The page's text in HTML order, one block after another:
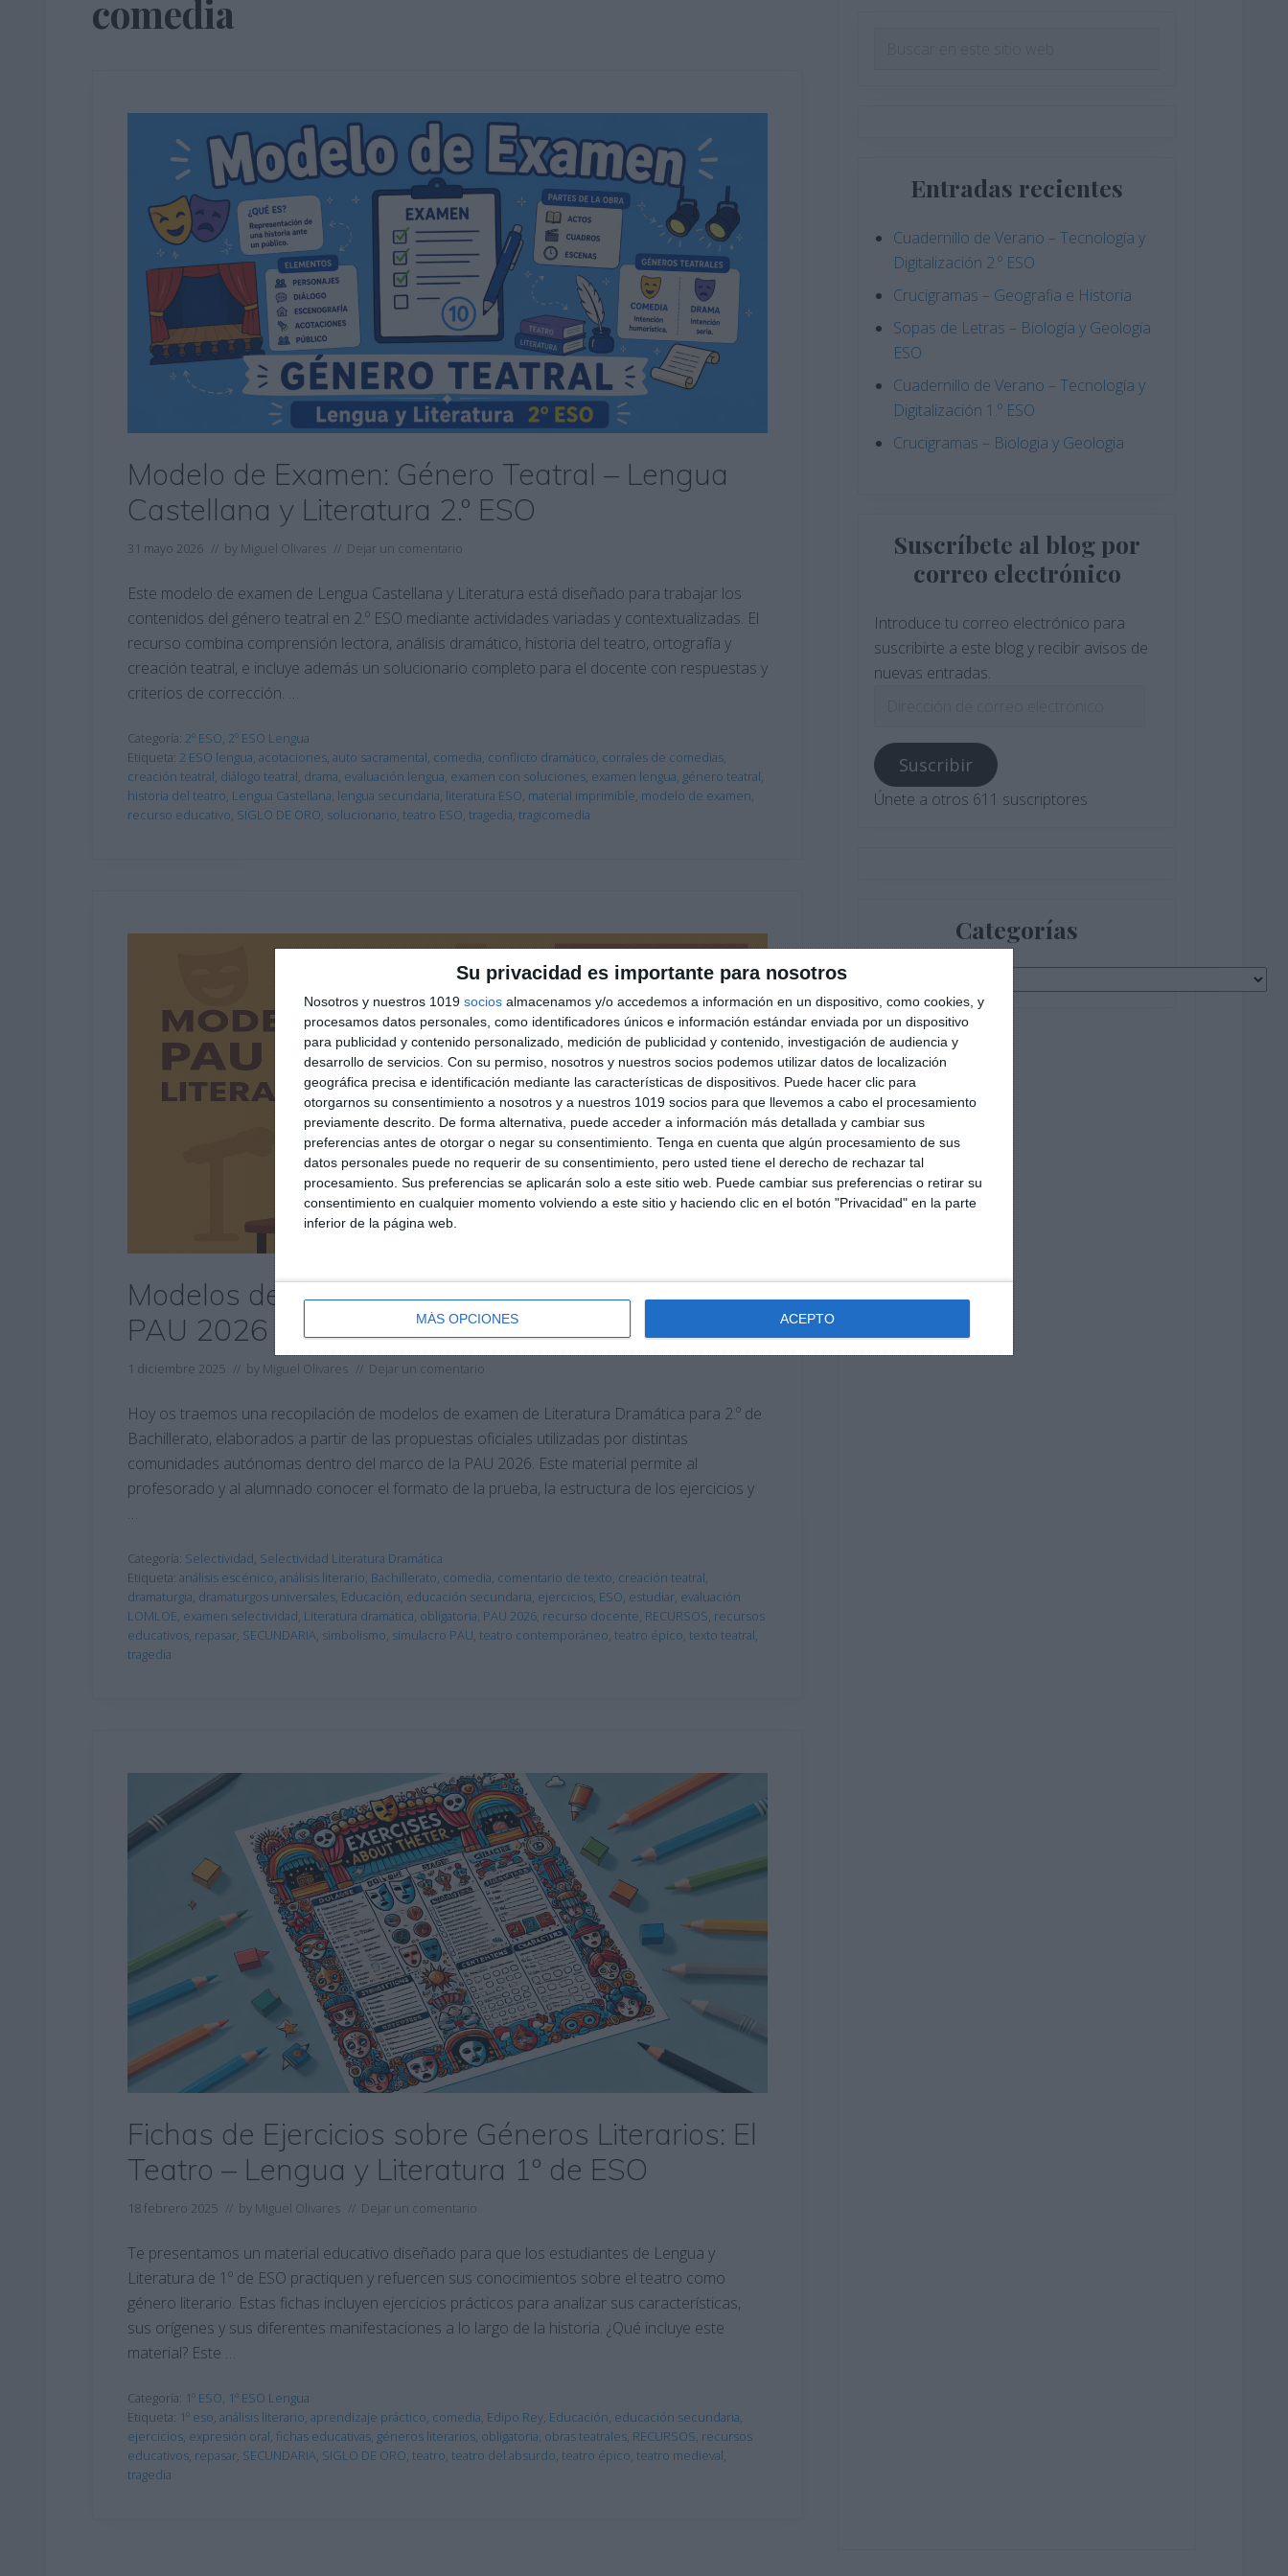
Su privacidad es importante para nosotros
Nosotros y nuestros 1019 socios almacenamos y/o accedemos a información en un dispositivo, como cookies, y
procesamos datos personales, como identificadores únicos e información estándar enviada por un dispositivo
para publicidad y contenido personalizado, medición de publicidad y contenido, investigación de audiencia y
desarrollo de servicios. Con su permiso, nosotros y nuestros socios podemos utilizar datos de localización
geográfica precisa e identificación mediante las características de dispositivos. Puede hacer clic para
otorgarnos su consentimiento a nosotros y a nuestros 1019 socios para que llevemos a cabo el procesamiento
previamente descrito. De forma alternativa, puede acceder a información más detallada y cambiar sus
preferencias antes de otorgar o negar su consentimiento. Tenga en cuenta que algún procesamiento de sus
datos personales puede no requerir de su consentimiento, pero usted tiene el derecho de rechazar tal
procesamiento. Sus preferencias se aplicarán solo a este sitio web. Puede cambiar sus preferencias o retirar su
consentimiento en cualquier momento volviendo a este sitio y haciendo clic en el botón "Privacidad" en la parte
inferior de la página web.
MÁS OPCIONES ACEPTO
comedia
Modelo de Examen: Género Teatral – Lengua
Castellana y Literatura 2.º ESO
31 mayo 2026 // by Miguel Olivares // Dejar un comentario
Este modelo de examen de Lengua Castellana y Literatura está diseñado para trabajar los
contenidos del género teatral en 2.º ESO mediante actividades variadas y contextualizadas. El
recurso combina comprensión lectora, análisis dramático, historia del teatro, ortografía y
creación teatral, e incluye además un solucionario completo para el docente con respuestas y
criterios de corrección. …
Categoría: 2º ESO, 2º ESO Lengua
Etiqueta: 2 ESO lengua, acotaciones, auto sacramental, comedia, conflicto dramático, corrales de comedias,
creación teatral, diálogo teatral, drama, evaluación lengua, examen con soluciones, examen lengua, género teatral,
historia del teatro, Lengua Castellana, lengua secundaria, literatura ESO, material imprimible, modelo de examen,
recurso educativo, SIGLO DE ORO, solucionario, teatro ESO, tragedia, tragicomedia
Modelos de Exámenes Literatura Dramática –
PAU 2026
1 diciembre 2025 // by Miguel Olivares // Dejar un comentario
Hoy os traemos una recopilación de modelos de examen de Literatura Dramática para 2.º de
Bachillerato, elaborados a partir de las propuestas oficiales utilizadas por distintas
comunidades autónomas dentro del marco de la PAU 2026. Este material permite al
profesorado y al alumnado conocer el formato de la prueba, la estructura de los ejercicios y
…
Categoría: Selectividad, Selectividad Literatura Dramática
Etiqueta: análisis escénico, análisis literario, Bachillerato, comedia, comentario de texto, creación teatral,
dramaturgia, dramaturgos universales, Educación, educación secundaria, ejercicios, ESO, estudiar, evaluación
LOMLOE, examen selectividad, Literatura dramática, obligatoria, PAU 2026, recurso docente, RECURSOS, recursos
educativos, repasar, SECUNDARIA, simbolismo, simulacro PAU, teatro contemporáneo, teatro épico, texto teatral,
tragedia
Fichas de Ejercicios sobre Géneros Literarios: El
Teatro – Lengua y Literatura 1º de ESO
18 febrero 2025 // by Miguel Olivares // Dejar un comentario
Te presentamos un material educativo diseñado para que los estudiantes de Lengua y
Literatura de 1º de ESO practiquen y refuercen sus conocimientos sobre el teatro como
género literario. Estas fichas incluyen ejercicios prácticos para analizar sus características,
sus orígenes y sus diferentes manifestaciones a lo largo de la historia. ¿Qué incluye este
material? Este …
Categoría: 1º ESO, 1º ESO Lengua
Etiqueta: 1º eso, análisis literario, aprendizaje práctico, comedia, Edipo Rey, Educación, educación secundaria,
ejercicios, expresión oral, fichas educativas, géneros literarios, obligatoria, obras teatrales, RECURSOS, recursos
educativos, repasar, SECUNDARIA, SIGLO DE ORO, teatro, teatro del absurdo, teatro épico, teatro medieval,
tragedia
Entradas recientes
Cuadernillo de Verano – Tecnología y
Digitalización 2.º ESO
Crucigramas – Geografia e Historia
Sopas de Letras – Biología y Geología
ESO
Cuadernillo de Verano – Tecnología y
Digitalización 1.º ESO
Crucigramas – Biologia y Geologia
Suscríbete al blog por
correo electrónico
Introduce tu correo electrónico para
suscribirte a este blog y recibir avisos de
nuevas entradas.
correo
electrónico
Suscribir
Únete a otros 611 suscriptores
Categorías